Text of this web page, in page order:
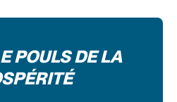
POULS DE LA